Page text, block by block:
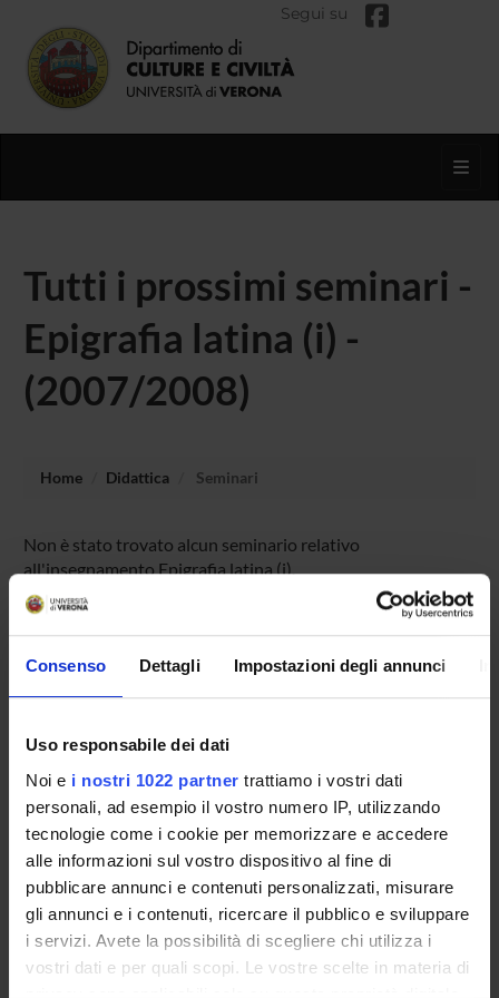
Consenso Dettagli Impostazioni degli annunci
Uso responsabile dei dati
Noi e i nostri 1022 partner trattiamo i vostri dati
personali, ad esempio il vostro numero IP, utilizzando
tecnologie come i cookie per memorizzare e accedere
alle informazioni sul vostro dispositivo al fine di
pubblicare annunci e contenuti personalizzati, misurare
gli annunci e i contenuti, ricercare il pubblico e sviluppare
i servizi. Avete la possibilità di scegliere chi utilizza i
vostri dati e per quali scopi. Le vostre scelte in materia di
privacy sono applicabili solo su questa proprietà digitale
Segui su
Tutti i prossimi seminari -
Epigrafia latina (i) -
(2007/2008)
Home Didattica Seminari
Non è stato trovato alcun seminario relativo
all'insegnamento Epigrafia latina (i).
OFFERTA FORMATIVA
SUPERIORE
Contatti
Persone
Luoghi
Calendario